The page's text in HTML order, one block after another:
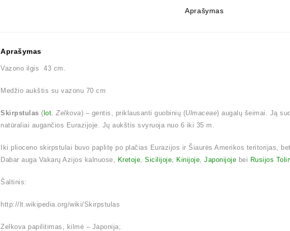
Aprašymas
Aprašymas
Vazono ilgis 43 cm.
Medžio aukštis su vazonu 70 cm
Skirpstulas ( lot. Zelkova) – gentis, priklausanti guobinių (Ulmaceae) augalų šeimai. Ją
natūraliai augančios Eurazijoje. Jų aukštis svyruoja nuo 6 iki 35 m.
Iki plioceno skirpstulai buvo paplitę po plačias Eurazijos ir Šiaurės Amerikos teritorijas,
Dabar auga Vakarų Azijos kalnuose, Kretoje, Sicilijoje, Kinijoje, Japonijoje bei Rusijos
Šaltinis:
http://lt.wikipedia.org/wiki/Skirpstulas
Zelkova papilitimas, kilmė – Japonija;